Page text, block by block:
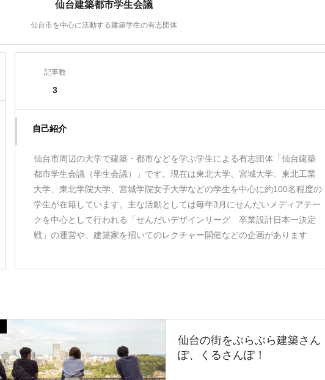
仙台建築都市学生会議
仙台市を中心に活動する建築学生の有志団体
記事数
3
自己紹介
仙台市周辺の大学で建築・都市などを学ぶ学生による有志団体「仙台建築
都市学生会議（学生会議）」です。現在は東北大学、宮城大学、東北工業
大学、東北学院大学、宮城学院女子大学などの学生を中心に約100名程度の
学生が在籍しています。主な活動としては毎年3月にせんだいメディアテー
クを中心として行われる「せんだいデザインリーグ 卒業設計日本一決定
戦」の運営や、建築家を招いてのレクチャー開催などの企画があります
仙台の街をぶらぶら建築さん
ぽ、くるさんぽ！